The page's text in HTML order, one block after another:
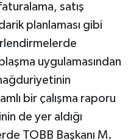
satış
planlaması gibi
uygulamasından
bir çalışma raporu
de yer aldığı
TOBB Başkanı M.